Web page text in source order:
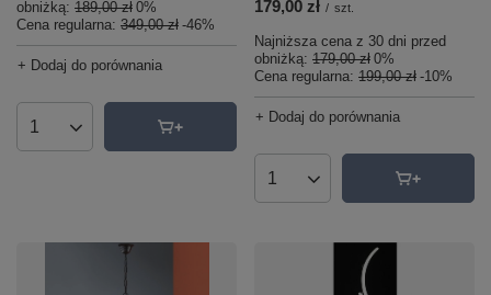
obniżką: 189,00 zł 0%
Cena regularna: 349,00 zł -46%
+ Dodaj do porównania
Ilość produktów
179,00 zł / szt.
Najniższa cena z 30 dni przed
obniżką: 179,00 zł 0%
Cena regularna: 199,00 zł -10%
+ Dodaj do porównania
Ilość produktów